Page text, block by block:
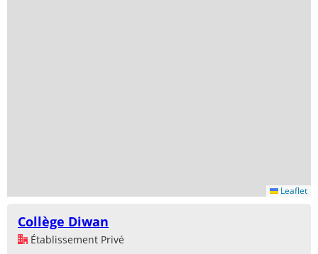
Leaflet
Collège Diwan
Établissement Privé